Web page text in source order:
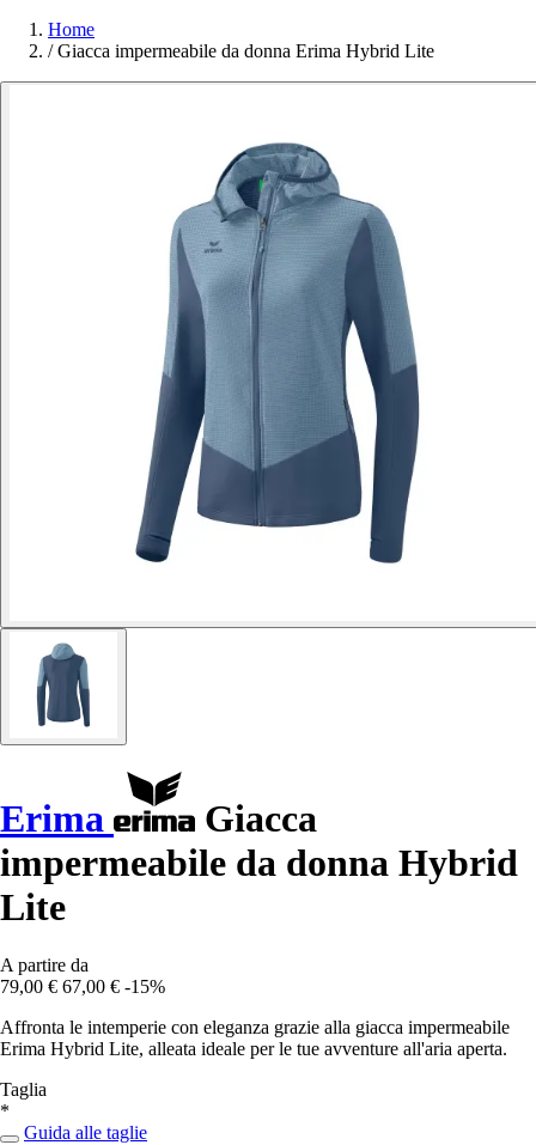
Home
/ Giacca impermeabile da donna Erima Hybrid Lite
Erima
Giacca
impermeabile da donna Hybrid
Lite
A partire da
79,00 € 67,00 € -15%
Affronta le intemperie con eleganza grazie alla giacca impermeabile
Erima Hybrid Lite, alleata ideale per le tue avventure all'aria aperta.
Taglia
*
Guida alle taglie